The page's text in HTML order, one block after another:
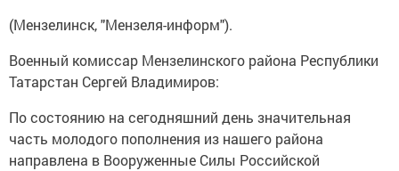
(Мензелинск, "Мензеля-информ").
Военный комиссар Мензелинского района Республики
Татарстан Сергей Владимиров:
По состоянию на сегодняшний день значительная
часть молодого пополнения из нашего района
направлена в Вооруженные Силы Российской